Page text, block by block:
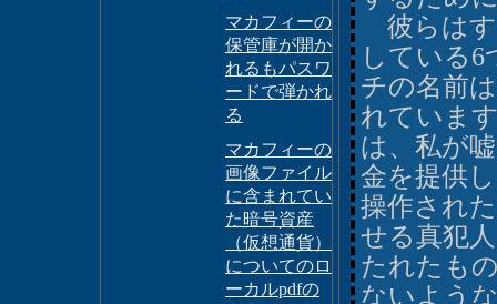
マカフィーの
保管庫が開か
れるもパスワ
ードで弾かれ
る
マカフィーの
画像ファイル
に含まれてい
た暗号資産
（仮想通貨）
についてのロ
ーカルpdfの
彼らはす
している
チの名前
れていま
は、私が
金を提供
操作され
せる真犯
たれたも
ないよう